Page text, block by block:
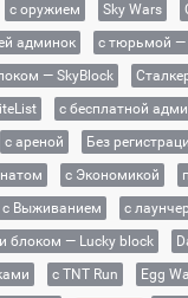
с оружием Sky Wars
админок с тюрьмой —
— SkyBlock
с бесплатной
с ареной
Без
с Экономикой
с Выживанием с
блоком — Lucky block
с TNT Run Egg